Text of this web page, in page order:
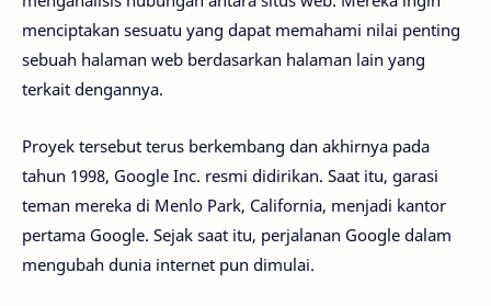
menciptakan sesuatu yang dapat memahami nilai penting
sebuah halaman web berdasarkan halaman lain yang
terkait dengannya.
Proyek tersebut terus berkembang dan akhirnya pada
tahun 1998, Google Inc. resmi didirikan. Saat itu, garasi
teman mereka di Menlo Park, California, menjadi kantor
pertama Google. Sejak saat itu, perjalanan Google dalam
mengubah dunia internet pun dimulai.